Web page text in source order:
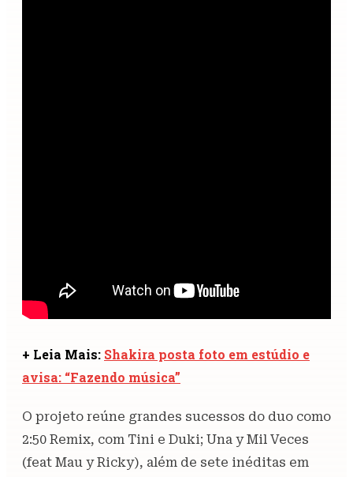
+ Leia Mais: Shakira posta foto em estúdio e
avisa: “Fazendo música”
O projeto reúne grandes sucessos do duo como
2:50 Remix, com Tini e Duki; Una y Mil Veces
(feat Mau y Ricky), além de sete inéditas em